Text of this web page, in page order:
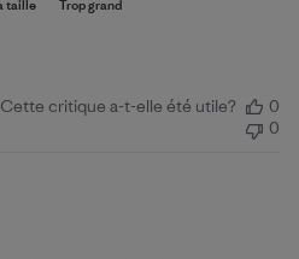
Cette critique a-t-elle été utile?
0
0